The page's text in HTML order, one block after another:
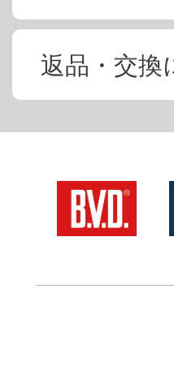
返品・交換